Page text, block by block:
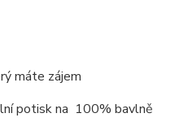
máte zájem
potisk na 100% bavlně